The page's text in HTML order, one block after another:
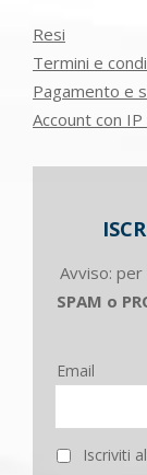
Resi
Termini e
Pagamento e
Account con
Avviso: per
SPAM o
Email
Iscriviti